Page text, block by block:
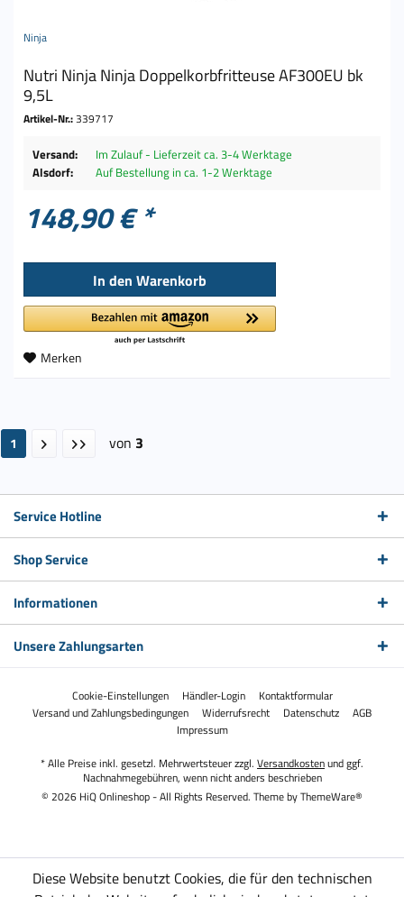
Ninja
Nutri Ninja Ninja Doppelkorbfritteuse AF300EU bk
9,5L
Artikel-Nr.:339717
Versand:
Im Zulauf - Lieferzeit ca. 3-4 Werktage
Alsdorf:
Auf Bestellung in ca. 1-2 Werktage
148,90 € *
In den Warenkorb
Merken
1 von 3
Service Hotline
Shop Service
Informationen
Unsere Zahlungsarten
Cookie-Einstellungen Händler-Login
Kontaktformular
Versand und Zahlungsbedingungen
Widerrufsrecht Datenschutz
AGB
Impressum
* Alle Preise inkl. gesetzl. Mehrwertsteuer zzgl. Versandkostenund ggf.
Nachnahmegebühren, wenn nicht anders beschrieben
© 2026 HiQ Onlineshop - All Rights Reserved. Theme byThemeWare®
Diese Website benutzt Cookies, die für den technischen